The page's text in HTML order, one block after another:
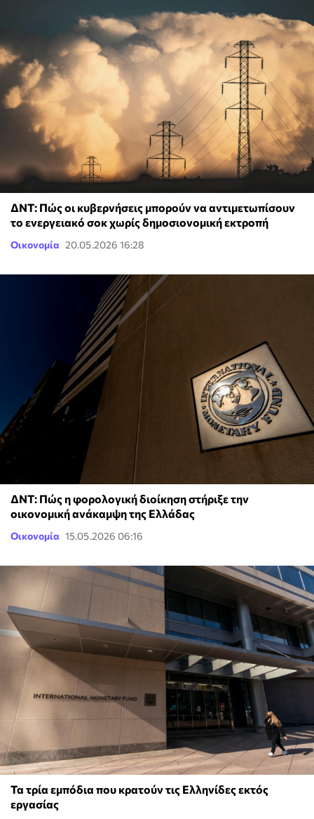
ΔΝΤ: Πώς οι κυβερνήσεις μπορούν να αντιμετωπίσουν
το ενεργειακό σοκ χωρίς δημοσιονομική εκτροπή
Οικονομία 20.05.2026 16:28
ΔΝΤ: Πώς η φορολογική διοίκηση στήριξε την
οικονομική ανάκαμψη της Ελλάδας
Οικονομία 15.05.2026 06:16
Τα τρία εμπόδια που κρατούν τις Ελληνίδες εκτός
εργασίας